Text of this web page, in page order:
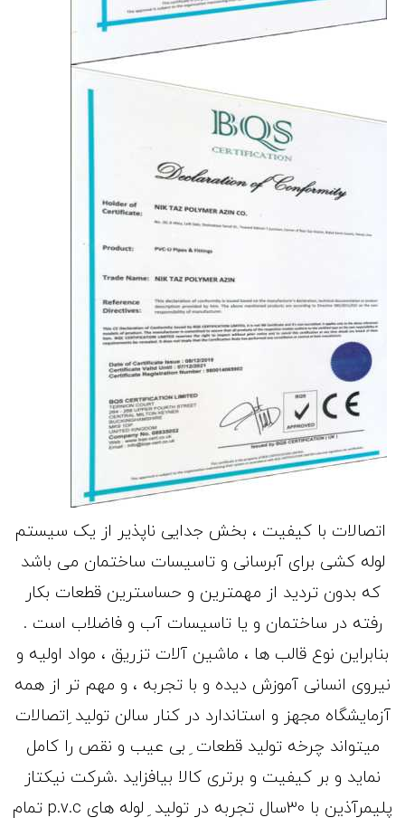
اتصالات با کیفیت ، بخش جدایی ناپذیر از یک سیستم
لوله کشی برای آبرسانی و تاسیسات ساختمان می باشد
که بدون تردید از مهمترین و حساسترین قطعات بکار
رفته در ساختمان و یا تاسیسات آب و فاضلاب است .
بنابراین نوع قالب ها ، ماشین آلات تزریق ، مواد اولیه و
نیروی انسانی آموزش دیده و با تجربه ، و مهم تر از همه
آزمایشگاه مجهز و استاندارد در کنار سالن تولید ِاتصالات
میتواند چرخه تولید قطعات ِ بی عیب و نقص را کامل
نماید و بر کیفیت و برتری کالا بیافزاید .شرکت نیکتاز
پلیمرآذین با 30سال تجربه در تولید ِ لوله های p.v.c تمام